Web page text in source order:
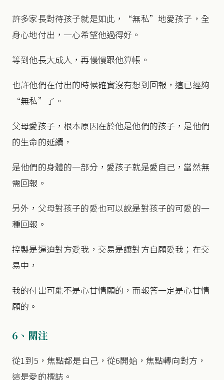
許多家長對待孩子就是如此，“無私”地愛孩子，全
身心地付出，一心希望他過得好。
等到他長大成人，再慢慢跟他算帳。
也許他們在付出的時候確實沒有想到回報，這已經夠
“無私”了。
父母愛孩子，根本原因在於他是他們的孩子，是他們
的生命的延續，
是他們的身體的一部分，愛孩子就是愛自己，當然無
需回報。
另外，父母對孩子的愛也可以說是對孩子的可愛的一
種回報。
控製是逼迫對方愛我，交易是讓對方自願愛我；在交
易中，
我的付出可能不是心甘情願的，而報答一定是心甘情
願的。
6、關注
從1到5，焦點都是自己，從6開始，焦點轉向對方，
這是愛的標誌。